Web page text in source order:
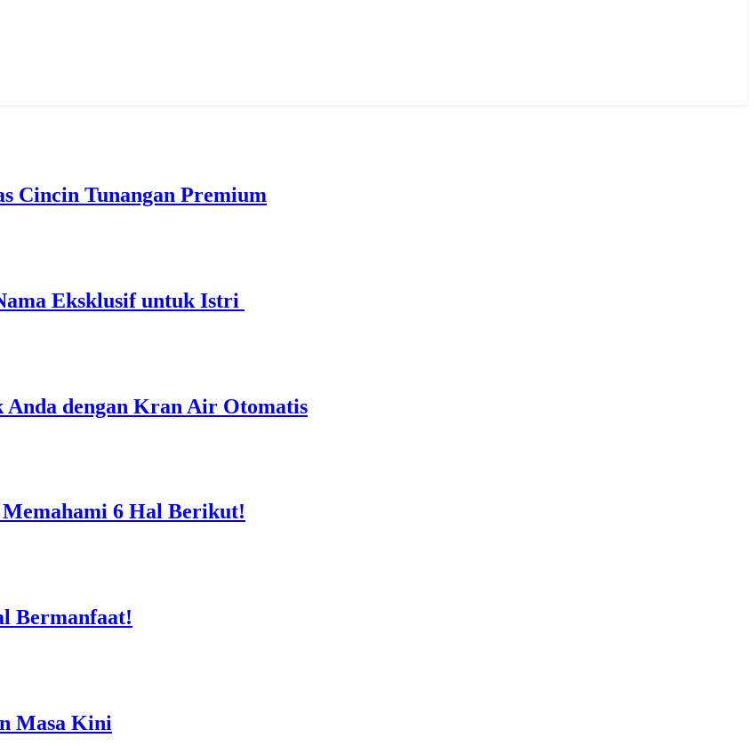
Cincin Tunangan Premium
Eksklusif untuk Istri
dengan Kran Air Otomatis
Memahami 6 Hal Berikut!
Bermanfaat!
Masa Kini